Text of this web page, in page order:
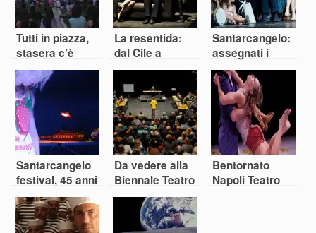
Tutti in piazza,
stasera c’è
teatro
La resentida:
dal Cile a
Santarcangelo
Santarcangelo:
assegnati i
premi dello
Straniero
Santarcangelo
festival, 45 anni
in nove giorni e
un’anteprima
Da vedere alla
Biennale Teatro
di Venezia
Bentornato
Napoli Teatro